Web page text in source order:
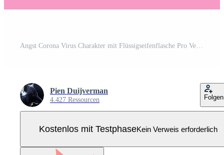
Angst Corona Virus Charakter mit Flüssigseifenflasche Pro Vektor
Pien Duijverman
4.427 Ressourcen Folgen
Kostenlos mit TestphaseKein Verweis erforderlich